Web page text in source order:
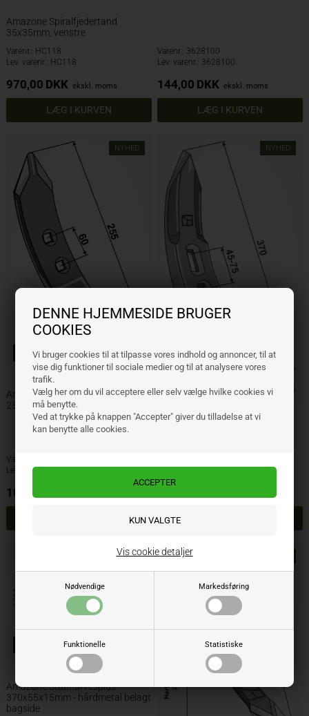
DENNE HJEMMESIDE BRUGER
COOKIES
Vi bruger cookies til at tilpasse vores indhold og annoncer, til at
vise dig funktioner til sociale medier og til at analysere vores
trafik.
Vælg her om du vil acceptere eller selv vælge hvilke cookies vi
må benytte.
Ved at trykke på knappen "Accepter" giver du tilladelse at vi
kan benytte alle cookies.
Nødvendige Markedsføring
Funktionelle Statistiske
Vis cookie detaljer
Amazone Spiralfjedertand
35x35mm, venstre
Varenr.: HC118
Lev. varenr.: HC118
970,00 DKK ekskl. moms
Varenr.: 3628100
Lev. varenr.: 3628100
144,00 DKK ekskl. moms
NYHED
Bolte inkluderet
Amazone Stubharvespids
255x50x8mm
Varenr.: HC199
Lev. varenr.: HC199
105,00
NYHED
Bolte inkluderet
Lev. varenr.: HC119
NYHED
Bolte inkluderet
Amazone Stubharvespids
370x55x15mm - hårdmetal belagt
bagside